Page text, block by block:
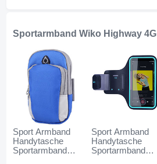
Sportarmband Wiko Highway 4G
Sport Armband
Handytasche
Sportarmband
Sport Armband
Handytasche
Sportarmband